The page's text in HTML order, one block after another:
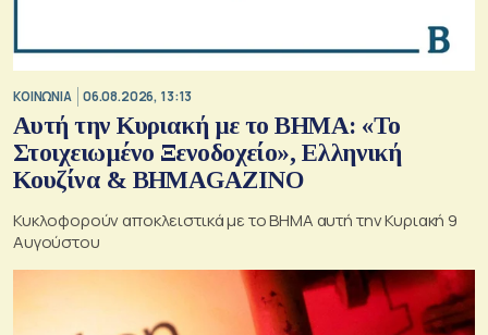
ΚΟΙΝΩΝΙΑ 06.08.2026, 13:13
Αυτή την Κυριακή με το ΒΗΜΑ: «Το
Στοιχειωμένο Ξενοδοχείο», Ελληνική
Κουζίνα & ΒΗΜΑGAZINO
Κυκλοφορούν αποκλειστικά με το ΒΗΜΑ αυτή την Κυριακή 9
Αυγούστου